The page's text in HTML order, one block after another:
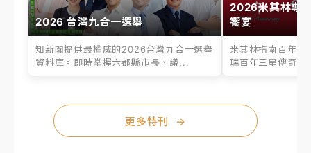
2026 台灣九合一選舉
知新聞提供最權威的2026台灣九合一選舉
資料庫。即時掌握六都縣市長、議...
2026米其林專
饗宴
米其林指南百年之
瑞百年三星傳奇、
更多特刊 →